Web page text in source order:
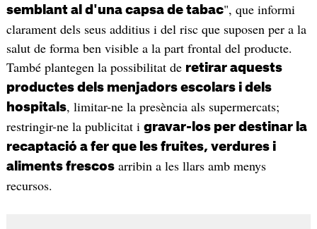
semblant al d'una capsa de tabac", que informi
clarament dels seus additius i del risc que suposen per a la
salut de forma ben visible a la part frontal del producte.
També plantegen la possibilitat de retirar aquests
productes dels menjadors escolars i dels
hospitals, limitar-ne la presència als supermercats;
restringir-ne la publicitat i gravar-los per destinar la
recaptació a fer que les fruites, verdures i
aliments frescosarribin a les llars amb menys
recursos.